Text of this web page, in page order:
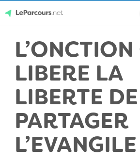
content
LeParcours.net
LIBERE LA
LIBERTE DE
PARTAGER
L’EVANGILE